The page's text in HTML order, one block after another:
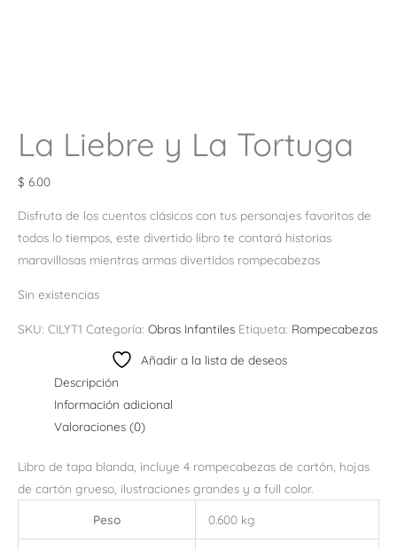
La Liebre y La Tortuga
$ 6.00
Disfruta de los cuentos clásicos con tus personajes favoritos de
todos lo tiempos, este divertido libro te contará historias
maravillosas mientras armas divertidos rompecabezas
Sin existencias
SKU: CILYT1 Categoría: Obras Infantiles Etiqueta: Rompecabezas
Añadir a la lista de deseos
Descripción
Información adicional
Valoraciones (0)
Libro de tapa blanda, incluye 4 rompecabezas de cartón, hojas
de cartón grueso, ilustraciones grandes y a full color.
Peso 0.600 kg